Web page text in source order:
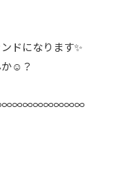
ドになります✨
か☺️？